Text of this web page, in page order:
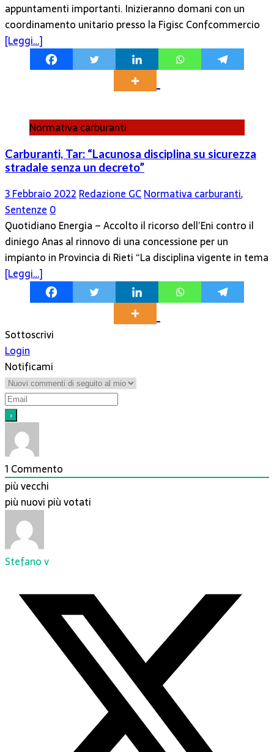
appuntamenti importanti. Inizieranno domani con un
coordinamento unitario presso la Figisc Confcommercio
[Leggi…]
Normativa carburanti
Carburanti, Tar: “Lacunosa disciplina su sicurezza
stradale senza un decreto”
3 Febbraio 2022 Redazione GCNormativa carburanti,
Sentenze 0
Quotidiano Energia – Accolto il ricorso dell’Eni contro il
diniego Anas al rinnovo di una concessione per un
impianto in Provincia di Rieti “La disciplina vigente in tema
[Leggi…]
Sottoscrivi
Login
Notificami
1 Commento
più vecchi
più nuovi più votati
Stefano v